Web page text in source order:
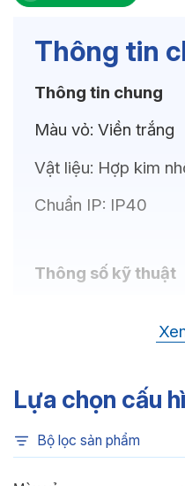
Thông tin
Thông tin chung
Màu vỏ: Viền trắng
Vật liệu: Hợp kim
Chuẩn IP: IP40
Thông số kỹ thuật
Chỉ số hoàn màu:
Quang thông:
Lựa chọn cấu
Bộ lọc sản phẩm